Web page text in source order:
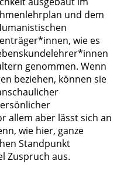
und dem
wie es
genommen. Wenn
beziehen, können sie
allem aber lässt sich an
wie hier, ganze
Standpunkt
Zuspruch aus.